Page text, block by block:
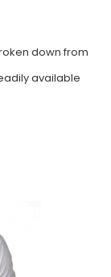
down from
available